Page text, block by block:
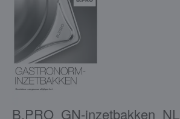
B.PRO_GN-inzetbakken_NL